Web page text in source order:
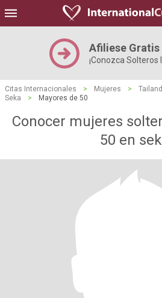
Afiliese Gratis
¡Conozca Solteros
Citas Internacionales > Mujeres >
Seka
> Mayores de 50
Conocer mujeres
50 en